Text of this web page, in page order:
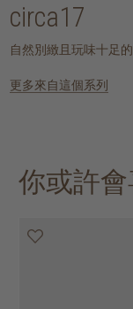
circa17
自然別緻且玩味十足
更多來自這個系列
你或許